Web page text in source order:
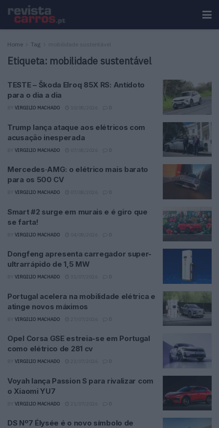
Home Tag mobilidade sustentável
Etiqueta: mobilidade sustentável
TESTE – Škoda Elroq 85X RS: Antídoto
para o dia a dia
VIRGILIO MACHADO 0
Trump lança ataque aos elétricos com
acusação inesperada
VIRGILIO MACHADO 0
Mercedes‑AMG: o elétrico mais barato
para os 500 CV
VIRGILIO MACHADO 0
Smart #2 surge em murais e é giro que
se farta!
VIRGILIO MACHADO 0
Dongfeng apresenta carregador super-
ultrarrápido de 1,5 MW
VIRGILIO MACHADO 0
Portugal acelera na mobilidade elétrica e
atinge novos máximos
VIRGILIO MACHADO 0
Opel Corsa GSE estreia-se em Portugal
como elétrico de 281 cv
VIRGILIO MACHADO 0
Voyah lança Passion S para rivalizar com
o Xiaomi YU7
VIRGILIO MACHADO 0
DS Nº7 Élysée é o novo símbolo de